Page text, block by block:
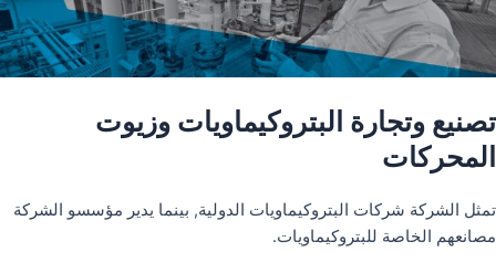
تصنيع وتجارة البتروكيماويات وزيوت
المحركات
تمثل الشركة شركات البتروكيماويات الدولية, بينما يدير مؤسسو الشركة
مصانعهم الخاصة للبتروكيماويات.